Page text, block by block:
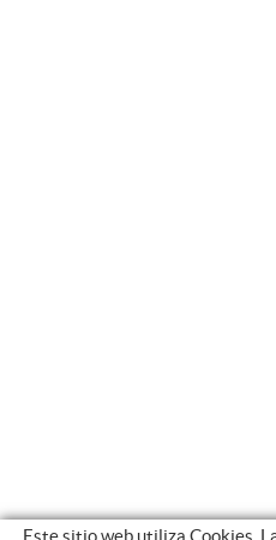
Este sitio web utiliza Cookies.